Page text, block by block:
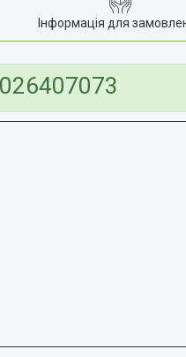
Інформація для